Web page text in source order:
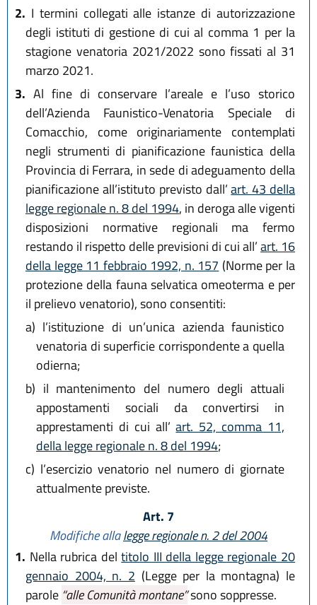
2. I termini collegati alle istanze di autorizzazione
degli istituti di gestione di cui al comma 1 per la
stagione venatoria 2021/2022 sono fissati al 31
marzo 2021.
3. Al fine di conservare l’areale e l’uso storico
dell’Azienda Faunistico-Venatoria Speciale di
Comacchio, come originariamente contemplati
negli strumenti di pianificazione faunistica della
Provincia di Ferrara, in sede di adeguamento della
pianificazione all’istituto previsto dall’art. 43 della
legge regionale n. 8 del 1994, in deroga alle vigenti
disposizioni normative regionali ma fermo
restando il rispetto delle previsioni di cui all’art. 16
della legge 11 febbraio 1992, n. 157 (Norme per la
protezione della fauna selvatica omeoterma e per
il prelievo venatorio), sono consentiti:
a) l’istituzione di un’unica azienda faunistico
venatoria di superficie corrispondente a quella
odierna;
b) il mantenimento del numero degli attuali
appostamenti sociali da convertirsi in
apprestamenti di cui all’art. 52, comma 11,
della legge regionale n. 8 del 1994;
c) l’esercizio venatorio nel numero di giornate
attualmente previste.
Art. 7
Modifiche allalegge regionale n. 2 del 2004
1. Nella rubrica deltitolo III della legge regionale 20
gennaio 2004, n. 2 (Legge per la montagna) le
parole “alle Comunità montane”sono soppresse.